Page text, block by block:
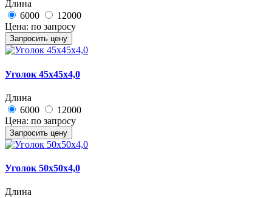
Длина
6000
12000
Цена: по запросу
Запросить цену
Уголок 45х45х4,0
Длина
6000
12000
Цена: по запросу
Запросить цену
Уголок 50х50х4,0
Длина